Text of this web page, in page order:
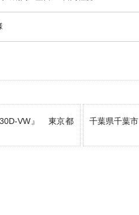
VW』 東京都
千葉県千葉